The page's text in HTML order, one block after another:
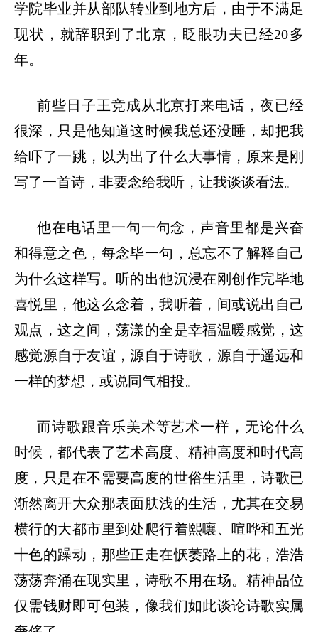
学院毕业并从部队转业到地方后，由于不满足
现状，就辞职到了北京，眨眼功夫已经20多
年。
前些日子王竞成从北京打来电话，夜已经
很深，只是他知道这时候我总还没睡，却把我
给吓了一跳，以为出了什么大事情，原来是刚
写了一首诗，非要念给我听，让我谈谈看法。
他在电话里一句一句念，声音里都是兴奋
和得意之色，每念毕一句，总忘不了解释自己
为什么这样写。听的出他沉浸在刚创作完毕地
喜悦里，他这么念着，我听着，间或说出自己
观点，这之间，荡漾的全是幸福温暖感觉，这
感觉源自于友谊，源自于诗歌，源自于遥远和
一样的梦想，或说同气相投。
而诗歌跟音乐美术等艺术一样，无论什么
时候，都代表了艺术高度、精神高度和时代高
度，只是在不需要高度的世俗生活里，诗歌已
渐然离开大众那表面肤浅的生活，尤其在交易
横行的大都市里到处爬行着熙嚷、喧哗和五光
十色的躁动，那些正走在恹萎路上的花，浩浩
荡荡奔涌在现实里，诗歌不用在场。精神品位
仅需钱财即可包装，像我们如此谈论诗歌实属